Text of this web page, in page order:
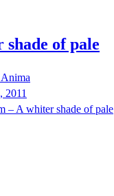
of pale
2011
– A whiter shade of pale